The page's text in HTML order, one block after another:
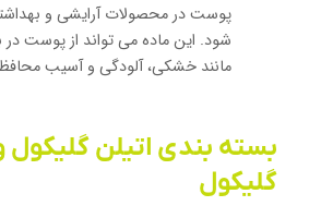
پوست در محصولات آرایشی و
شود. این ماده می تواند از پوست در
مانند خشکی، آلودگی و آسیب
بسته بندی اتیلن گلیکول
گلیکول